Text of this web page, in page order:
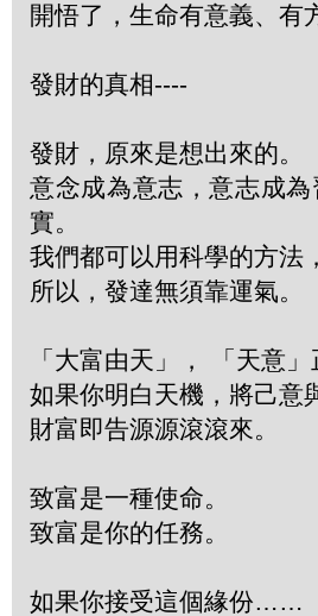
開悟了，生命有意義、有
發財的真相----
發財，原來是想出來的。
意念成為意志，意志成
實。
我們都可以用科學的方法
所以，發達無須靠運氣。
「大富由天」， 「天意」
如果你明白天機，將己意
財富即告源源滾滾來。
致富是一種使命。
致富是你的任務。
如果你接受這個緣份……